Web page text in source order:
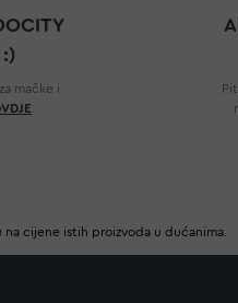
mačke i
cijene istih proizvoda u dućanima.